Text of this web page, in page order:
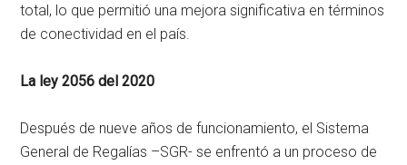
total, lo que permitió una mejora significativa en términos
de conectividad en el país.
La ley 2056 del 2020
Después de nueve años de funcionamiento, el Sistema
General de Regalías –SGR- se enfrentó a un proceso de